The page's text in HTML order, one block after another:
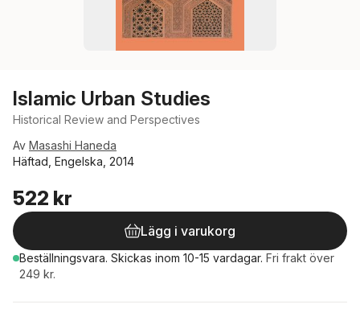
Islamic Urban Studies
Historical Review and Perspectives
Av Masashi Haneda
Häftad, Engelska, 2014
522 kr
Lägg i varukorg
Beställningsvara. Skickas inom 10-15 vardagar. Fri frakt över
249 kr.